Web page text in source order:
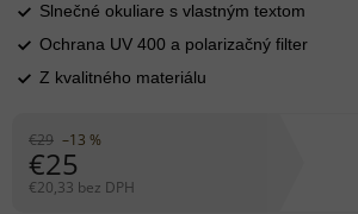
€29 –13 %
€25
€20,33 bez DPH
Slnečné okuliare s vlastným textom
Ochrana UV 400 a polarizačný filter
Z kvalitného materiálu